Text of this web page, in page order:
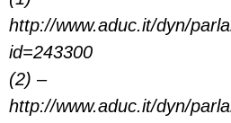
http://www.aduc.it/dyn/
id=243300
(2) –
http://www.aduc.it/dyn/